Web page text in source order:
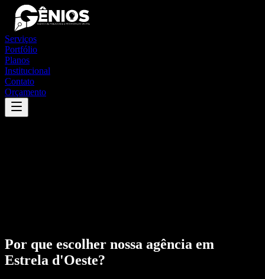
Serviços
Portfólio
Planos
Institucional
Contato
Orçamento
Por que escolher nossa agência em
Estrela d'Oeste?